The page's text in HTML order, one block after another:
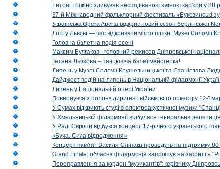
Ентоні Гопкінс здивував несподіваною зміною кар'єри у 88
37-й Міжнародний фольклорний фестиваль «Буковинські
Українська Opera Aperta відкриє новий сезон берлінської
Літо у Львові — час відкривати місто пішки: Музеї Соломії
Головна балетна подія осені
Максим Булгаков - головний режисер Дніпровської
Тетяна Льозова – танцююча балетмейстерка!
Липень у Музеї Соломії Крушельницької та Станіслава
Дайджест подій на липень в Національній філармонії
Липень у Національній опері України
Повернувся з полону диригент військового оркестру 12-ї
У Сумах відкриють студію електроакустичної музики
У Хмельницькій філармонії відбулася генеральна
У Раді Європи відбувся концерт 17-річного українського
«Буча. Сила відродження»
Концерт пам'яті Василя Сліпака проведуть на підтримку
Grand Finale: обласна філармонія запрошує на закриття
Переправлення за кордон "музикантів": керівнику